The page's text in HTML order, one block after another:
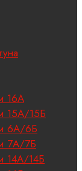
16А
15А/15Б
6А/6Б
7А/7Б
14А/14Б